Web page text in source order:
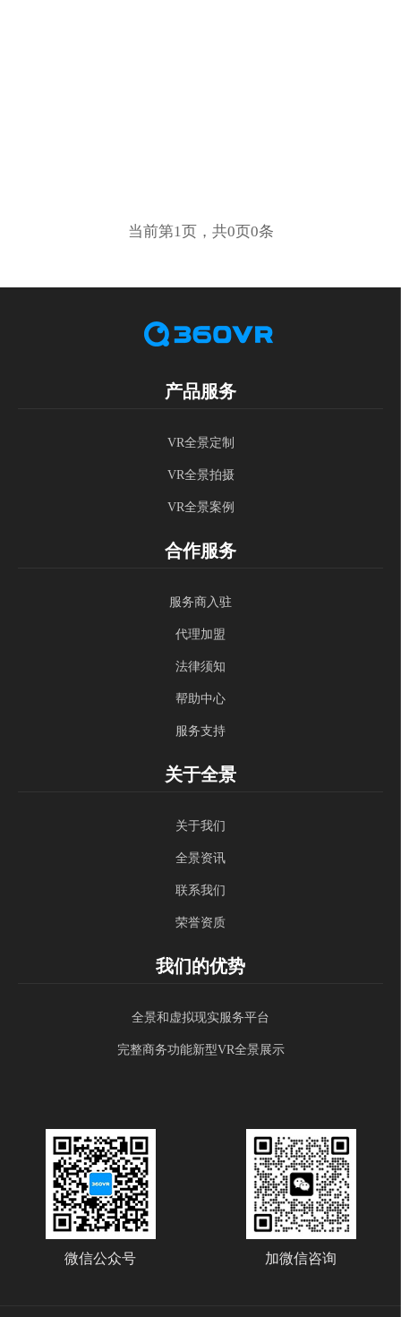
当前第1页，共0页0条
产品服务
VR全景定制
VR全景拍摄
VR全景案例
合作服务
服务商入驻
代理加盟
法律须知
帮助中心
服务支持
关于全景
关于我们
全景资讯
联系我们
荣誉资质
我们的优势
全景和虚拟现实服务平台
完整商务功能新型VR全景展示
微信公众号 加微信咨询